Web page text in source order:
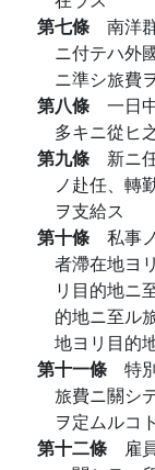
第七條 南洋
ニ付テハ外
ニ準シ旅費
第八條 一日
多キニ從ヒ
第九條 新ニ
ノ赴任、轉
ヲ支給ス
第十條 私事
者滯在地ヨ
リ目的地ニ
的地ニ至ル
地ヨリ目的
第十一條 特
旅費ニ關シ
ヲ定ムルコ
第十二條 雇